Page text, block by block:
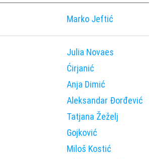
Marko Јeftić
Julia Novaes
Ćirjanić
Anja Dimić
Aleksandar Đorđević
Tatjana Žeželj
Gojković
Miloš Kostić